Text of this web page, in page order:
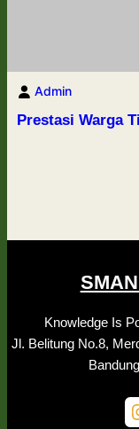
Admin
Prestasi Warga
Knowledge Is
Jl. Belitung No.8,